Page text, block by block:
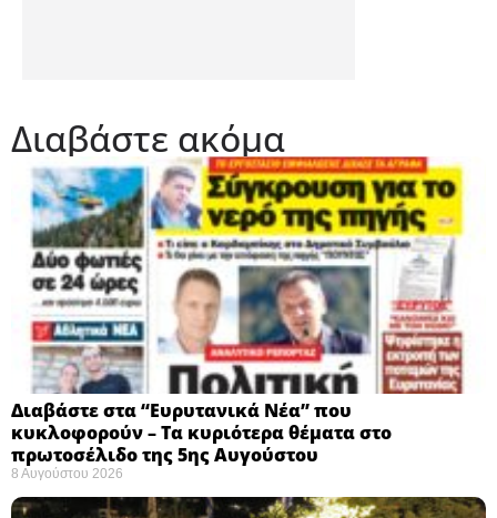
Διαβάστε ακόμα
Διαβάστε στα “Ευρυτανικά Νέα” που
κυκλοφορούν – Τα κυριότερα θέματα στο
πρωτοσέλιδο της 5ης Αυγούστου
8 Αυγούστου 2026